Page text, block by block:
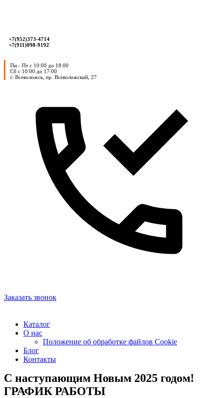
+7(952)373-4714
+7(911)098-9192
Пн - Пт с 10:00 до 18:00
Сб с 10:00 до 17:00
г. Всеволожск, пр. Всеволожский, 27
Заказать звонок
Каталог
О нас
Положение об обработке файлов Cookie
Блог
Контакты
С наступающим Новым 2025 годом!
ГРАФИК РАБОТЫ